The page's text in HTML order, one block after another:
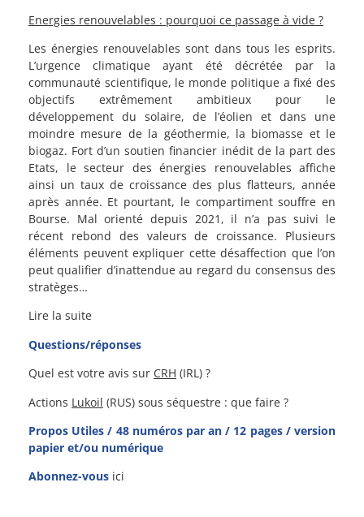
Energies renouvelables : pourquoi ce passage à vide ?
Les énergies renouvelables sont dans tous les esprits.
L’urgence climatique ayant été décrétée par la
communauté scientifique, le monde politique a fixé des
objectifs extrêmement ambitieux pour le
développement du solaire, de l’éolien et dans une
moindre mesure de la géothermie, la biomasse et le
biogaz. Fort d’un soutien financier inédit de la part des
Etats, le secteur des énergies renouvelables affiche
ainsi un taux de croissance des plus flatteurs, année
après année. Et pourtant, le compartiment souffre en
Bourse. Mal orienté depuis 2021, il n’a pas suivi le
récent rebond des valeurs de croissance. Plusieurs
éléments peuvent expliquer cette désaffection que l’on
peut qualifier d’inattendue au regard du consensus des
stratèges…
Lire la suite
Questions/réponses
Quel est votre avis sur CRH (IRL) ?
Actions Lukoil (RUS) sous séquestre : que faire ?
Propos Utiles / 48 numéros par an / 12 pages / version
papier et/ou numérique
Abonnez-vous ici